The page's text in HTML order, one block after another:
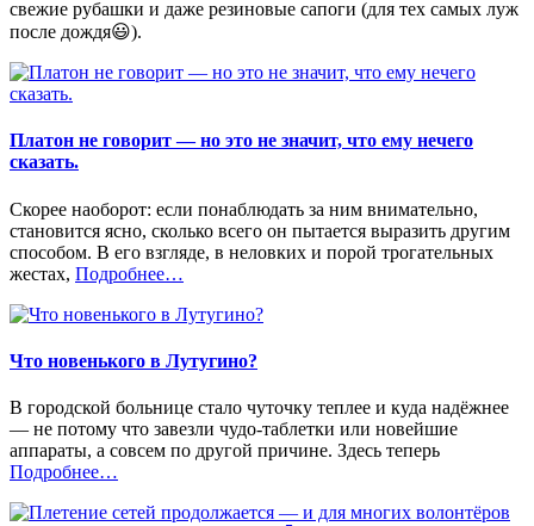
свежие рубашки и даже резиновые сапоги (для тех самых луж
после дождя😃).
Платон не говорит — но это не значит, что ему нечего
сказать.
Скорее наоборот: если понаблюдать за ним внимательно,
становится ясно, сколько всего он пытается выразить другим
способом. В его взгляде, в неловких и порой трогательных
жестах, Подробнее«%s»
…
Что новенького в Лутугино?
В городской больнице стало чуточку теплее и куда надёжнее
— не потому что завезли чудо-таблетки или новейшие
аппараты, а совсем по другой причине. Здесь теперь
Подробнее«%s»
…